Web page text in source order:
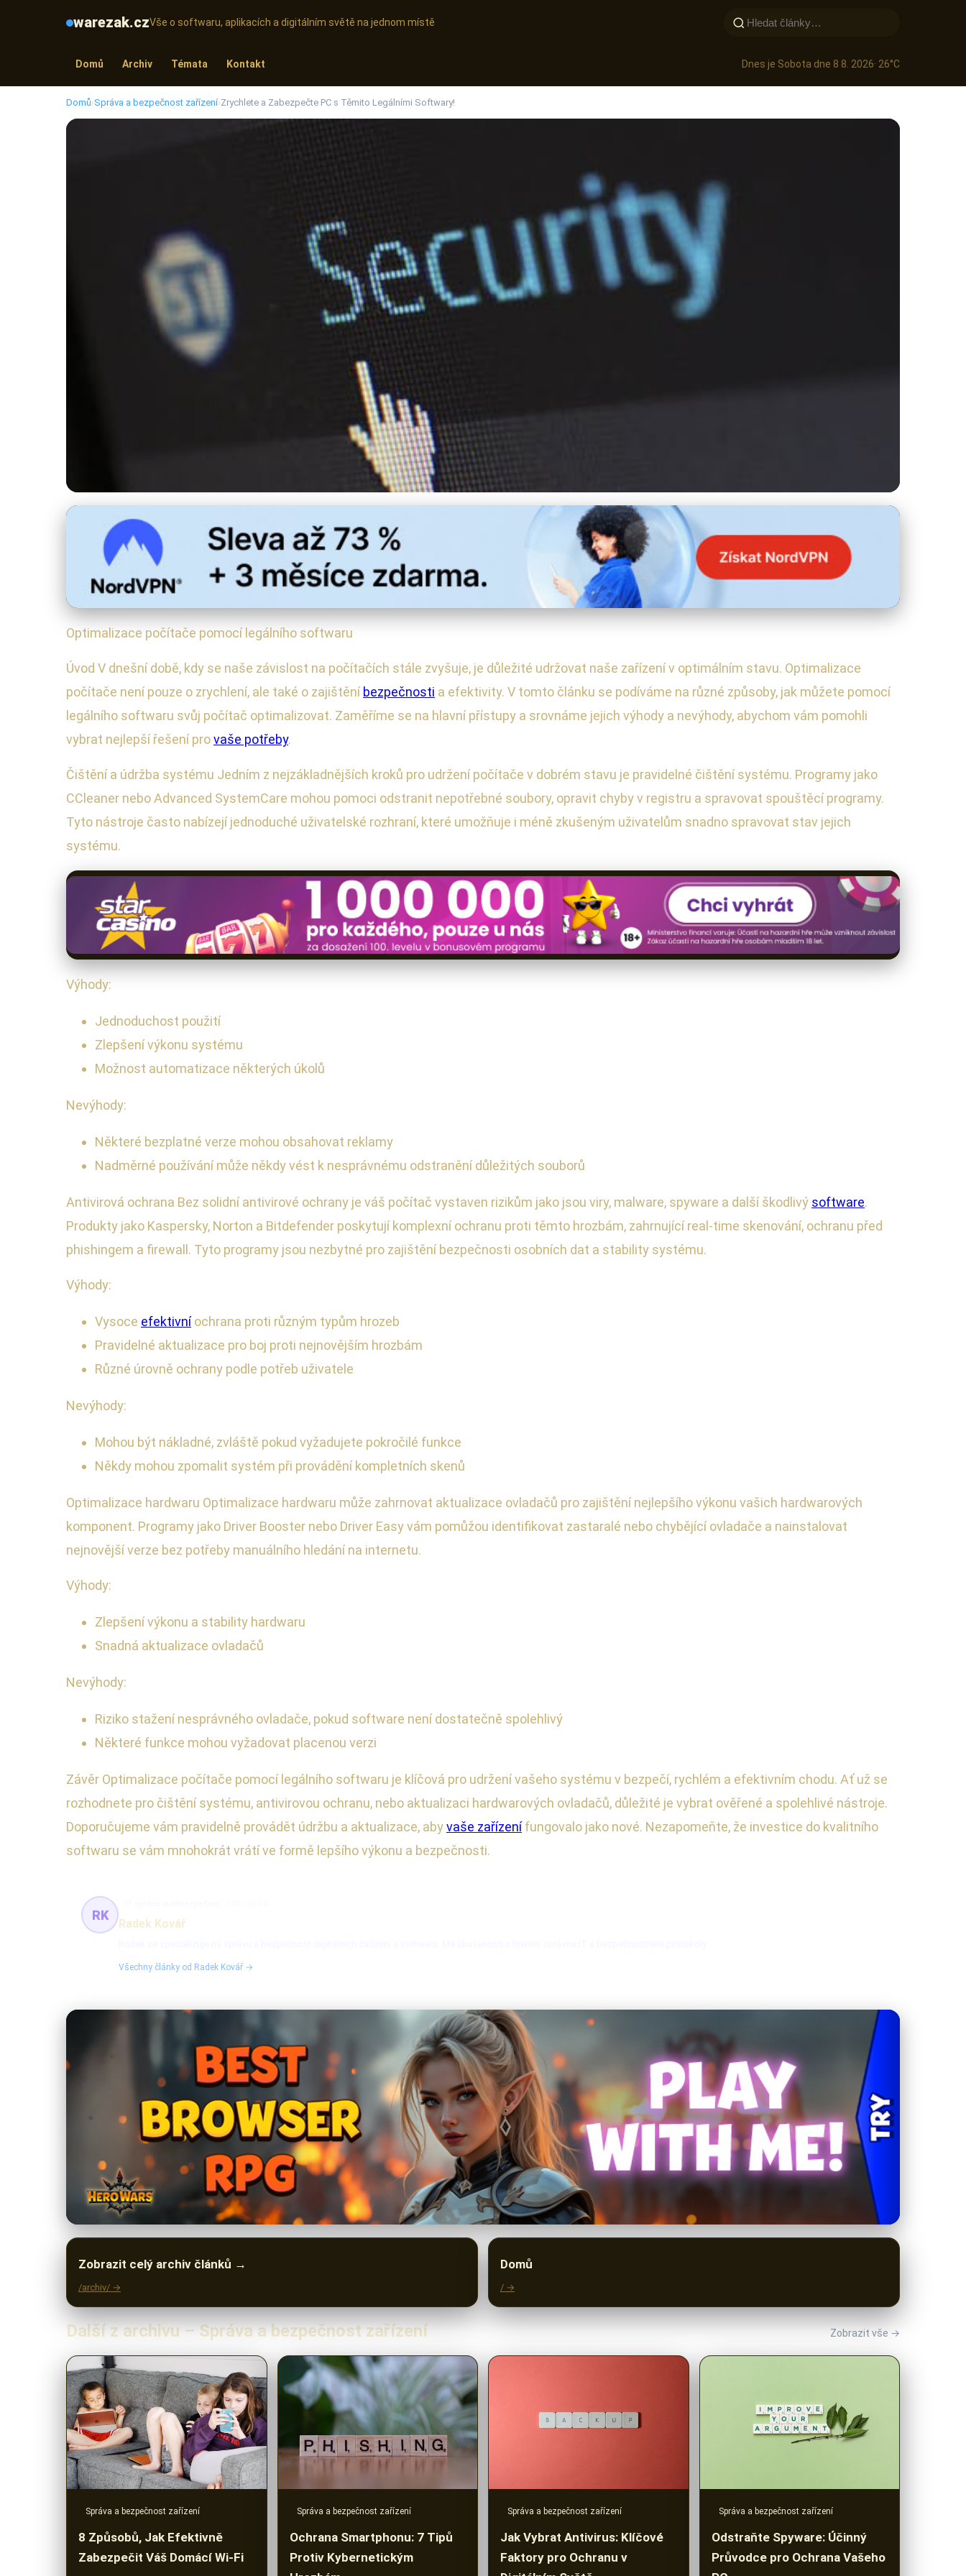
warezak.czVše o softwaru, aplikacích a digitálním světě na jednom místě
Domů Archiv Témata Kontakt Dnes je Sobota dne 8 8. 2026· 26°C
Domů›Správa a bezpečnost zařízení›Zrychlete a Zabezpečte PC s Těmito Legálními Softwary!
Správa a bezpečnost zařízení
Zrychlete a Zabezpečte PC s Těmito Legálními Softwary!
5. 9. 2025· 4 min čtení · Autor: Radek Kovář
Optimalizace počítače pomocí legálního softwaru
Úvod V dnešní době, kdy se naše závislost na počítačích stále zvyšuje, je důležité udržovat naše zařízení v optimálním stavu. Optimalizace
počítače není pouze o zrychlení, ale také o zajištění bezpečnosti a efektivity. V tomto článku se podíváme na různé způsoby, jak můžete pomocí
legálního softwaru svůj počítač optimalizovat. Zaměříme se na hlavní přístupy a srovnáme jejich výhody a nevýhody, abychom vám pomohli
vybrat nejlepší řešení provaše potřeby.
Čištění a údržba systému Jedním z nejzákladnějších kroků pro udržení počítače v dobrém stavu je pravidelné čištění systému. Programy jako
CCleaner nebo Advanced SystemCare mohou pomoci odstranit nepotřebné soubory, opravit chyby v registru a spravovat spouštěcí programy.
Tyto nástroje často nabízejí jednoduché uživatelské rozhraní, které umožňuje i méně zkušeným uživatelům snadno spravovat stav jejich
systému.
Výhody:
Jednoduchost použití
Zlepšení výkonu systému
Možnost automatizace některých úkolů
Nevýhody:
Některé bezplatné verze mohou obsahovat reklamy
Nadměrné používání může někdy vést k nesprávnému odstranění důležitých souborů
Antivirová ochrana Bez solidní antivirové ochrany je váš počítač vystaven rizikům jako jsou viry, malware, spyware a další škodlivý software.
Produkty jako Kaspersky, Norton a Bitdefender poskytují komplexní ochranu proti těmto hrozbám, zahrnující real-time skenování, ochranu před
phishingem a firewall. Tyto programy jsou nezbytné pro zajištění bezpečnosti osobních dat a stability systému.
Výhody:
Vysoce efektivníochrana proti různým typům hrozeb
Pravidelné aktualizace pro boj proti nejnovějším hrozbám
Různé úrovně ochrany podle potřeb uživatele
Nevýhody:
Mohou být nákladné, zvláště pokud vyžadujete pokročilé funkce
Někdy mohou zpomalit systém při provádění kompletních skenů
Optimalizace hardwaru Optimalizace hardwaru může zahrnovat aktualizace ovladačů pro zajištění nejlepšího výkonu vašich hardwarových
komponent. Programy jako Driver Booster nebo Driver Easy vám pomůžou identifikovat zastaralé nebo chybějící ovladače a nainstalovat
nejnovější verze bez potřeby manuálního hledání na internetu.
Výhody:
Zlepšení výkonu a stability hardwaru
Snadná aktualizace ovladačů
Nevýhody:
Riziko stažení nesprávného ovladače, pokud software není dostatečně spolehlivý
Některé funkce mohou vyžadovat placenou verzi
Závěr Optimalizace počítače pomocí legálního softwaru je klíčová pro udržení vašeho systému v bezpečí, rychlém a efektivním chodu. Ať už se
rozhodnete pro čištění systému, antivirovou ochranu, nebo aktualizaci hardwarových ovladačů, důležité je vybrat ověřené a spolehlivé nástroje.
Doporučujeme vám pravidelně provádět údržbu a aktualizace, abyvaše zařízenífungovalo jako nové. Nezapomeňte, že investice do kvalitního
softwaru se vám mnohokrát vrátí ve formě lepšího výkonu a bezpečnosti.
RK
Radek Kovář
Všechny články od Radek Kovář →
Zobrazit celý archiv článků →
/archiv/ →
Domů
/ →
Další z archivu – Správa a bezpečnost zařízení Zobrazit vše →
Správa a bezpečnost zařízení
8 Způsobů, Jak Efektivně
Zabezpečit Váš Domácí Wi-Fi
Správa a bezpečnost zařízení
Ochrana Smartphonu: 7 Tipů
Protiv Kybernetickým
Správa a bezpečnost zařízení
Jak Vybrat Antivirus: Klíčové
Faktory pro Ochranu v
Správa a bezpečnost zařízení
Odstraňte Spyware: Účinný
Průvodce pro Ochrana Vašeho